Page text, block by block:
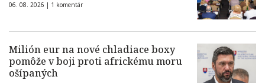
06. 08. 2026 | 1 komentár
Milión eur na nové chladiace boxy
pomôže v boji proti africkému moru
ošípaných